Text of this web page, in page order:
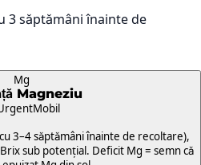
3 săptămâni înainte de
Mg
Magneziu
Mobil
3–4 săptămâni înainte de recoltare),
sub potențial. Deficit Mg = semn că